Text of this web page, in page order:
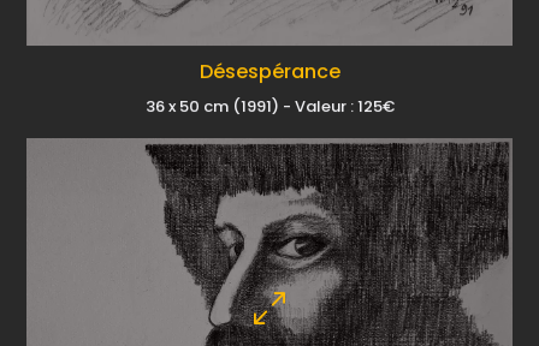
Désespérance
36 x 50 cm (1991) - Valeur : 125€